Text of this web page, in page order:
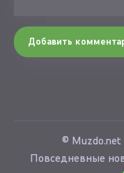
Добавить
© Muzdo.net
Повседневные